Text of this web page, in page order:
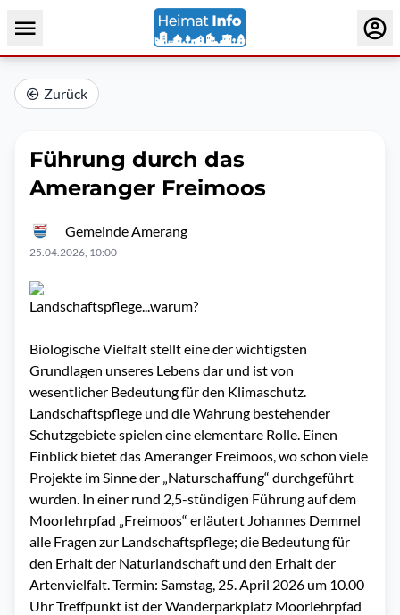
Zurück
Führung durch das
Ameranger Freimoos
Gemeinde Amerang
25.04.2026, 10:00
Landschaftspflege...warum?
Biologische Vielfalt stellt eine der wichtigsten
Grundlagen unseres Lebens dar und ist von
wesentlicher Bedeutung für den Klimaschutz.
Landschaftspflege und die Wahrung bestehender
Schutzgebiete spielen eine elementare Rolle. Einen
Einblick bietet das Ameranger Freimoos, wo schon viele
Projekte im Sinne der „Naturschaffung“ durchgeführt
wurden. In einer rund 2,5-stündigen Führung auf dem
Moorlehrpfad „Freimoos“ erläutert Johannes Demmel
alle Fragen zur Landschaftspflege; die Bedeutung für
den Erhalt der Naturlandschaft und den Erhalt der
Artenvielfalt. Termin: Samstag, 25. April 2026 um 10.00
Uhr Treffpunkt ist der Wanderparkplatz Moorlehrpfad